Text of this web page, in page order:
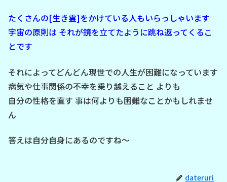
たくさんの[生き霊]をかけている人もいらっしゃいます
宇宙の原則は それが鏡を立てたように跳ね返ってくるこ
とです
それによってどんどん現世での人生が困難になっています
病気や仕事関係の不幸を乗り越えること よりも
自分の性格を直す 事は何よりも困難なことかもしれませ
ん
答えは自分自身にあるのですね～
dateruri